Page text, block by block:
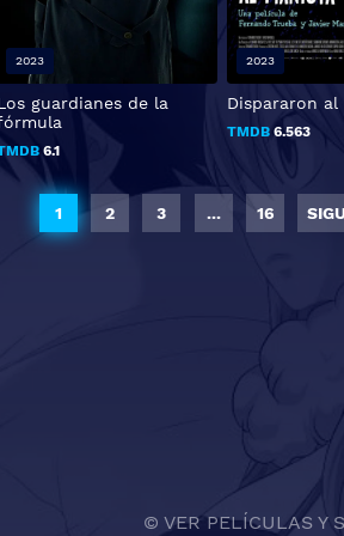
guardianes de la
6.1
2023
Dispararon al
TMDB 6.563
2023
1 2 3 ... 16
© VER PELÍCULAS Y